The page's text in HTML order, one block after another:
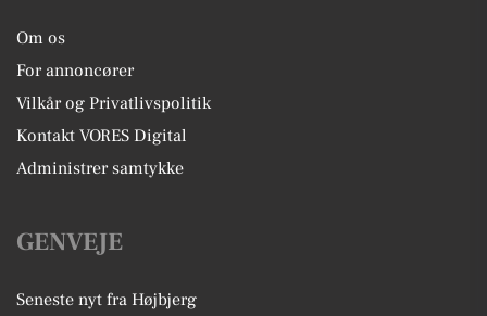
Om os
For annoncører
Vilkår og Privatlivspolitik
Kontakt VORES Digital
Administrer samtykke
GENVEJE
Seneste nyt fra Højbjerg